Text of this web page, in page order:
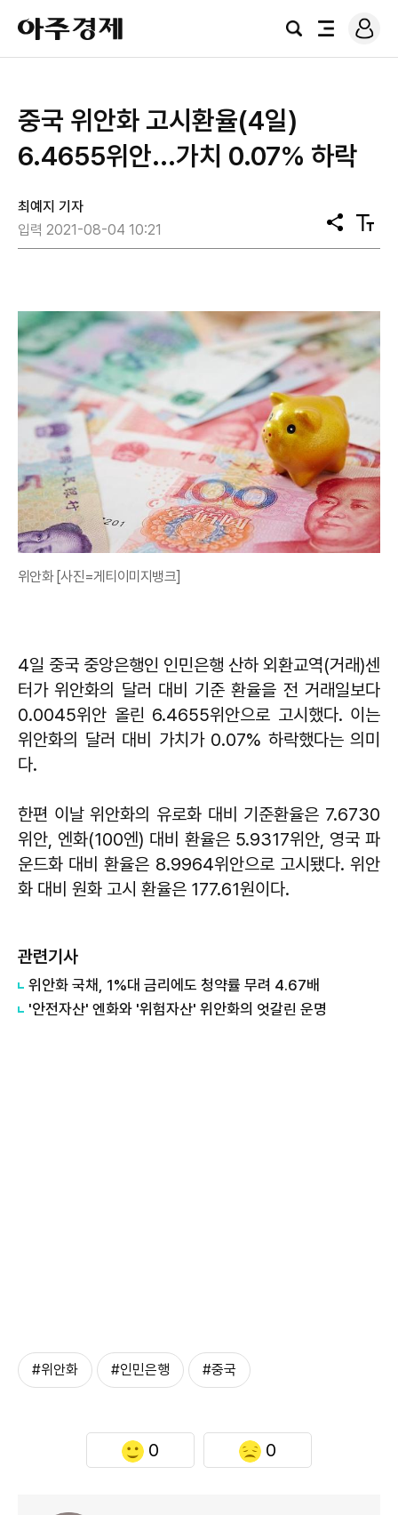
아
주
경
검
전
로
그
중국 위안화 고시환율(4일)
6.4655위안...가치 0.07% 하락
최예지 기자
입력 2021-08-04 10:21
공
유
텍
스
위안화 [사진=게티이미지뱅크]
4일 중국 중앙은행인 인민은행 산하 외환교역(거래)센
터가 위안화의 달러 대비 기준 환율을 전 거래일보다
0.0045위안 올린 6.4655위안으로 고시했다. 이는
위안화의 달러 대비 가치가 0.07% 하락했다는 의미
다.
한편 이날 위안화의 유로화 대비 기준환율은 7.6730
위안, 엔화(100엔) 대비 환율은 5.9317위안, 영국 파
운드화 대비 환율은 8.9964위안으로 고시됐다. 위안
화 대비 원화 고시 환율은 177.61원이다.
관련기사
위안화 국채, 1%대 금리에도 청약률 무려 4.67배
'안전자산' 엔화와 '위험자산' 위안화의 엇갈린 운명
#위안화 #인민은행 #중국
0 0